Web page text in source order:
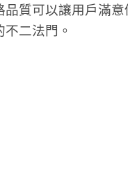
質可以讓用戶滿
二法門。